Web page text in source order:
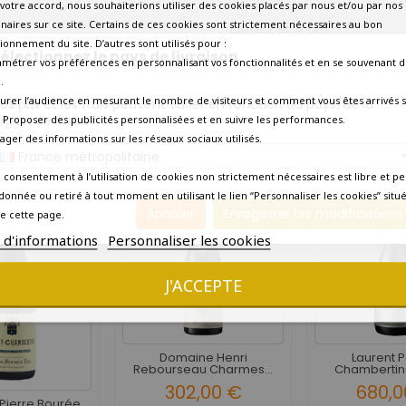
le pays de livraison
prix et les frais peuvent varier en fonction du pays/de la
de livraison.
Annuler Enregistrer les modifications
Entre 2 et 4 cm
Etiquette en bon état
Livraison express en 24
10 AUTRES PRODUITS DANS LA MÊME CATÉGORIE :
Domaine Henri
Rebourseau Charmes...
302,00 €
Laurent
accord, nous souhaiterions utiliser des cookies placés par nous et/ou par nos
sur ce site. Certains de ces cookies sont strictement nécessaires au bon
du site. D’autres sont utilisés pour :
vos préférences en personnalisant vos fonctionnalités et en se souvenant
l’audience en mesurant le nombre de visiteurs et comment vous êtes arrivés
Proposer des publicités personnalisées et en suivre les performances.
des informations sur les réseaux sociaux utilisés.
consentement à l’utilisation de cookies non strictement nécessaires est libre et
ou retiré à tout moment en utilisant le lien “Personnaliser les cookies”
cette page.
d'informations Personnaliser les cookies
J'ACCEPTE